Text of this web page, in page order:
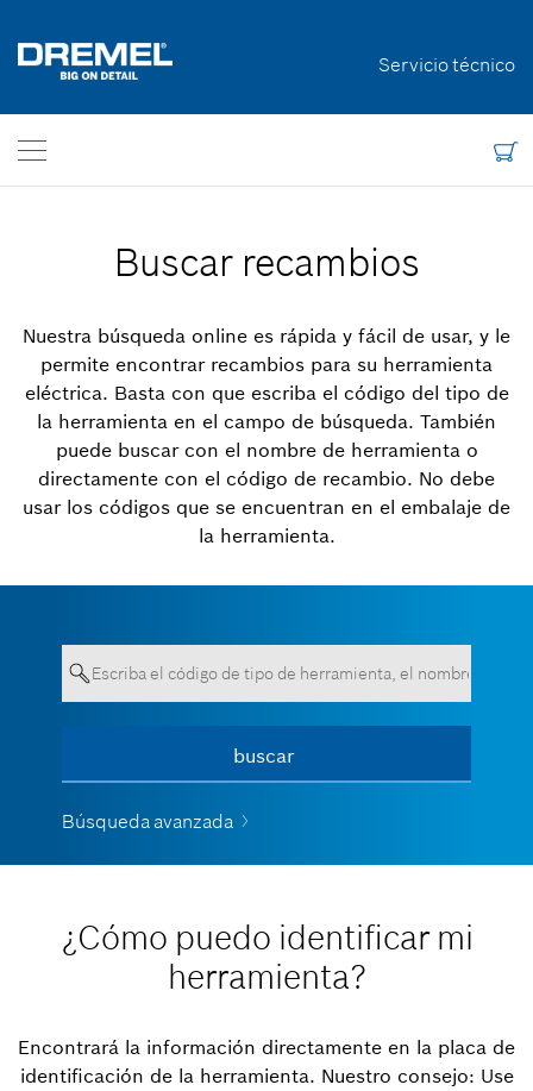
Servicio técnico
Bosch Power Tools
Buscar recambios
Nuestra búsqueda online es rápida y fácil de usar, y le
permite encontrar recambios para su herramienta
eléctrica. Basta con que escriba el código del tipo de
la herramienta en el campo de búsqueda. También
puede buscar con el nombre de herramienta o
directamente con el código de recambio. No debe
usar los códigos que se encuentran en el embalaje de
la herramienta.
buscar
Ver todo
mínimo de 3 caracteres.
Búsqueda avanzada
¿Cómo puedo identificar mi
herramienta?
Encontrará la información directamente en la placa de
identificación de la herramienta. Nuestro consejo: Use